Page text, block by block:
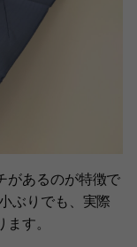
があるのが特徴で
ぶりでも、実際
す。